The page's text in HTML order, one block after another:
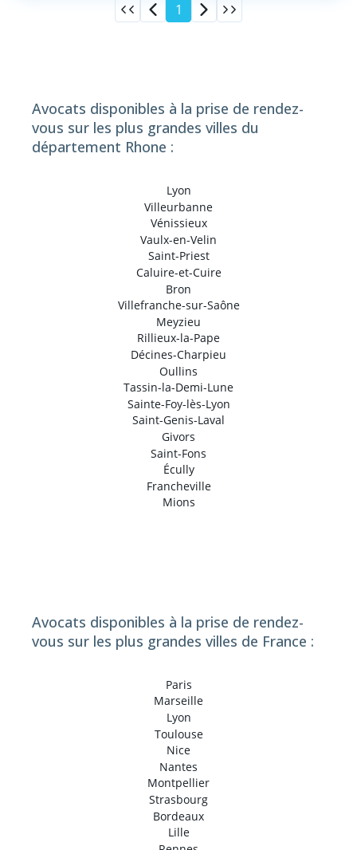
1
Avocats disponibles à la prise de rendez-
vous sur les plus grandes villes du
département Rhone :
Lyon
Villeurbanne
Vénissieux
Vaulx-en-Velin
Saint-Priest
Caluire-et-Cuire
Bron
Villefranche-sur-Saône
Meyzieu
Rillieux-la-Pape
Décines-Charpieu
Oullins
Tassin-la-Demi-Lune
Sainte-Foy-lès-Lyon
Saint-Genis-Laval
Givors
Saint-Fons
Écully
Francheville
Mions
Avocats disponibles à la prise de rendez-
vous sur les plus grandes villes de France :
Paris
Marseille
Lyon
Toulouse
Nice
Nantes
Montpellier
Strasbourg
Bordeaux
Lille